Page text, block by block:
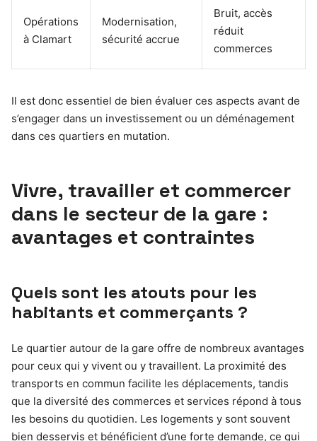
Opérations
à Clamart
Modernisation,
sécurité accrue
Bruit, accès
réduit
commerces
Il est donc essentiel de bien évaluer ces aspects avant de
s’engager dans un investissement ou un déménagement
dans ces quartiers en mutation.
Vivre, travailler et commercer
dans le secteur de la gare :
avantages et contraintes
Quels sont les atouts pour les
habitants et commerçants ?
Le quartier autour de la gare offre de nombreux avantages
pour ceux qui y vivent ou y travaillent. La proximité des
transports en commun facilite les déplacements, tandis
que la diversité des commerces et services répond à tous
les besoins du quotidien. Les logements y sont souvent
bien desservis et bénéficient d’une forte demande, ce qui